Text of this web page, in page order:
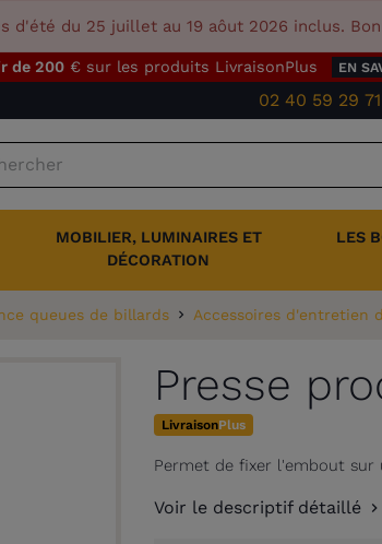
du 25 juillet au 19 aôut 2026 inclus.
de 200 € sur les produits LivraisonPlus EN
02 40 59 29 71
MOBILIER, LUMINAIRES ET
DÉCORATION
LES
queues de billards Accessoires d'entretien
Presse
LivraisonPlus
Permet de fixer l'embout sur
Voir le descriptif détaillé